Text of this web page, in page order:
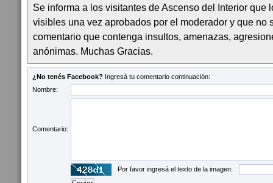
Se informa a los visitantes de Ascenso del Interior que
visibles una vez aprobados por el moderador y que no
comentario que contenga insultos, amenazas,
anónimas. Muchas Gracias.
¿No tenés Facebook? Ingresá tu comentario continuación:
Nombre:
Comentario:
Por favor ingresá el texto de la imagen: